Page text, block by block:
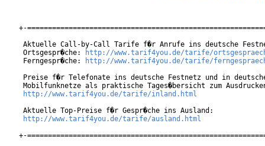
+-
Aktuelle Call-by-Call Tarife f�r Anrufe ins deutsche
Ortsgespr�che:
http://www.tarif4you.de/tarife/
Ferngespr�che:
http://www.tarif4you.de/tarife/
Preise f�r Telefonate ins deutsche Festnetz und in
Mobilfunknetze als praktische Tages�bersicht zum
http://www.tarif4you.de/tarife/inland.html
Aktuelle Top-Preise f�r Gespr�che ins Ausland:
http://www.tarif4you.de/tarife/ausland.html
+-